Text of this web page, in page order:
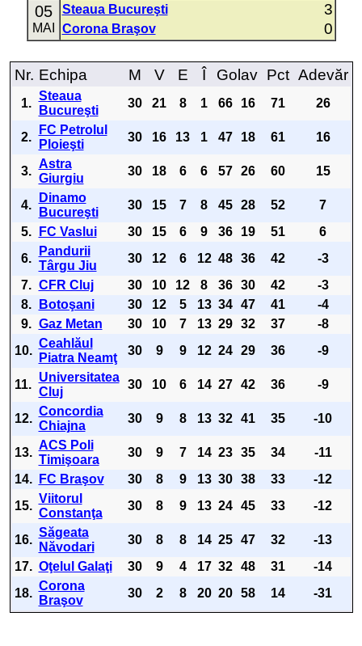
05
MAI
Steaua Bucureşti 3
Corona Braşov 0
Nr. Echipa M V E Î Golav Pct Adevăr
1.
Steaua
Bucureşti
30 21 8 1 66 16 71 26
2.
FC Petrolul
Ploieşti
30 16 13 1 47 18 61 16
3.
Astra
Giurgiu
30 18 6 6 57 26 60 15
4.
Dinamo
Bucureşti
30 15 7 8 45 28 52
7
5.
FC Vaslui 30 15 6 9 36 19 51
6
6.
Pandurii
Târgu Jiu
30 12 6 12 48 36 42
-3
7. CFR Cluj 30 10 12 8 36 30 42
-3
8.
Botoşani 30 12 5 13 34 47 41
-4
9. Gaz Metan 30 10 7 13 29 32 37
-8
10.
Ceahlăul
Piatra Neamţ
30 9 9 12 24 29 36 -9
11.
Universitatea
Cluj
30 10 6 14 27 42 36 -9
12.
Concordia
Chiajna
30 9 8 13 32 41 35 -10
13.
ACS Poli
Timişoara
30 9 7 14 23 35 34
-11
14.
FC Braşov 30 8 9 13 30 38 33
-12
15.
Viitorul
Constanţa
30 8 9 13 24 45 33 -12
16.
Săgeata
Năvodari
30 8 8 14 25 47 32
-13
17. Oţelul Galaţi 30 9 4 17 32 48 31
-14
18.
Corona
Braşov
30 2 8 20 20 58 14 -31